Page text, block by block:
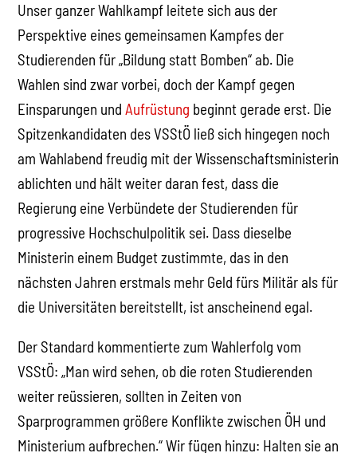
Unser ganzer Wahlkampf leitete sich aus der
Perspektive eines gemeinsamen Kampfes der
Studierenden für „Bildung statt Bomben“ ab. Die
Wahlen sind zwar vorbei, doch der Kampf gegen
Einsparungen undAufrüstung beginnt gerade erst. Die
Spitzenkandidaten des VSStÖ ließ sich hingegen noch
am Wahlabend freudig mit der Wissenschaftsministerin
ablichten und hält weiter daran fest, dass die
Regierung eine Verbündete der Studierenden für
progressive Hochschulpolitik sei. Dass dieselbe
Ministerin einem Budget zustimmte, das in den
nächsten Jahren erstmals mehr Geld fürs Militär als für
die Universitäten bereitstellt, ist anscheinend egal.
Der Standard kommentierte zum Wahlerfolg vom
VSStÖ: „Man wird sehen, ob die roten Studierenden
weiter reüssieren, sollten in Zeiten von
Sparprogrammen größere Konflikte zwischen ÖH und
Ministerium aufbrechen.“ Wir fügen hinzu: Halten sie an